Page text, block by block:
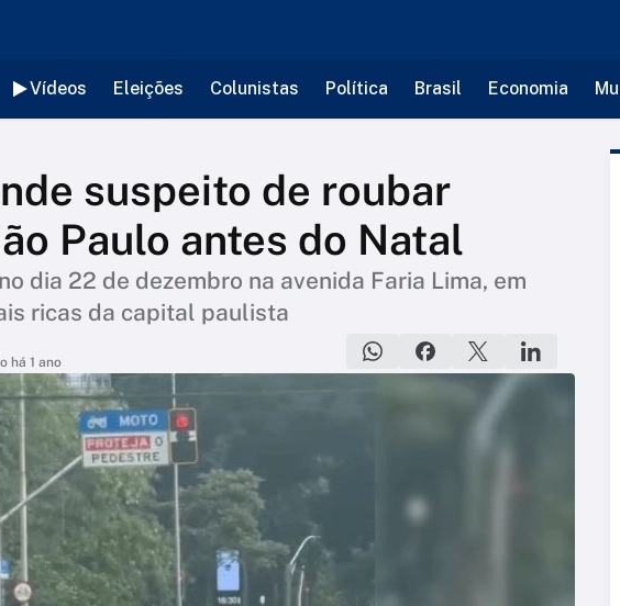
Vídeos Eleições Colunistas Política Brasil Economia
suspeito de roubar
Paulo antes do Natal
dia 22 de dezembro na avenida Faria Lima, em
ricas da capital paulista
há 1 ano